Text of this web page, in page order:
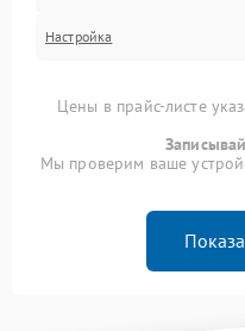
Настройка
Цены в прайс-листе
Мы проверим ваше